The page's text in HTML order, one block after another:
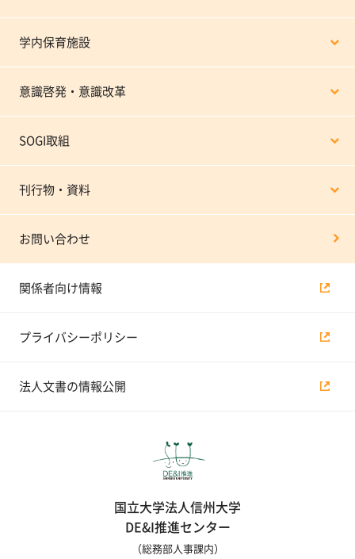
学内保育施設
意識啓発・意識改革
SOGI取組
刊行物・資料
お問い合わせ
国立大学法人信州大学
DE&I推進センター
（総務部人事課内）
関係者向け情報
プライバシーポリシー
法人文書の情報公開